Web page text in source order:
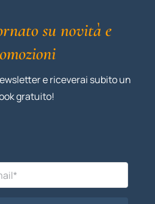
su novità e
e riceverai subito un
gratuito!